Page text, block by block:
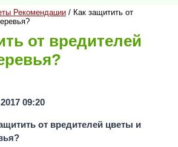
Рекомендации / Как защитить от
от вредителей
09:20
от вредителей цветы и